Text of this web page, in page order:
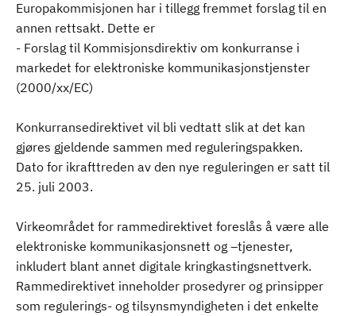
Europakommisjonen har i tillegg fremmet forslag til en
annen rettsakt. Dette er
- Forslag til Kommisjonsdirektiv om konkurranse i
markedet for elektroniske kommunikasjonstjenster
(2000/xx/EC)
Konkurransedirektivet vil bli vedtatt slik at det kan
gjøres gjeldende sammen med reguleringspakken.
Dato for ikrafttreden av den nye reguleringen er satt til
25. juli 2003.
Virkeområdet for rammedirektivet foreslås å være alle
elektroniske kommunikasjonsnett og –tjenester,
inkludert blant annet digitale kringkastingsnettverk.
Rammedirektivet inneholder prosedyrer og prinsipper
som regulerings- og tilsynsmyndigheten i det enkelte